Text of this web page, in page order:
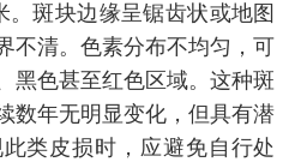
晒护肤
斑块边缘呈锯齿状或地图
不清。色素分布不均匀，可
黑色甚至红色区域。这种斑
数年无明显变化，但具有潜
类皮损时，应避免自行处